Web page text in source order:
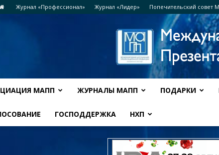
Журнал «Профессионал» Журнал «Лидер» Попечительский совет
МАПП ЖУРНАЛЫ МАПП ПОДАРКИ
ГОСПОДДЕРЖКА НХП